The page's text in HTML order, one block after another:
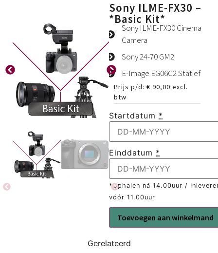
Sony ILME-FX30 –
*Basic Kit*
Sony ILME-FX30 Cinema
Camera
Sony 24-70 GM2
E-Image EG06C2 Statief
Prijs p/d: € 90,00 excl.
btw
Startdatum *
Einddatum *
*Ophalen ná 14.00uur /
vóór 11.00uur
Toevoegen aan winkelmand
Gerelateerd